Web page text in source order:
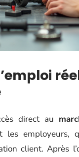
direct au
les
client. Après